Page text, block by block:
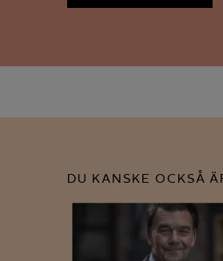
DU KANSKE OCKSÅ